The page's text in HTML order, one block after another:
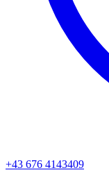
+43 676 4143409